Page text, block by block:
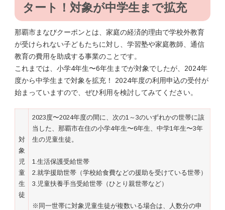
タート！対象が中学生まで拡充
那覇市まなびクーポンとは、家庭の経済的理由で学校外教育
が受けられない子どもたちに対し、学習塾や家庭教師、通信
教育の費用を助成する事業のことです。
これまでは、小学4年生〜6年生までが対象でしたが、2024年
度から中学生まで対象を拡充！ 2024年度の利用申込の受付が
始まっていますので、ぜひ利用を検討してみてください。
対
象
児
童
生
徒
2023度〜2024年度の間に、次の1～3のいずれかの世帯に該
当した、那覇市在住の小学4年生〜6年生、中学1年生〜3年
生の児童生徒。
1.生活保護受給世帯
2.就学援助世帯（学校給食費などの援助を受けている世帯）
3.児童扶養手当受給世帯（ひとり親世帯など）
※同一世帯に対象児童生徒が複数いる場合は、人数分の申